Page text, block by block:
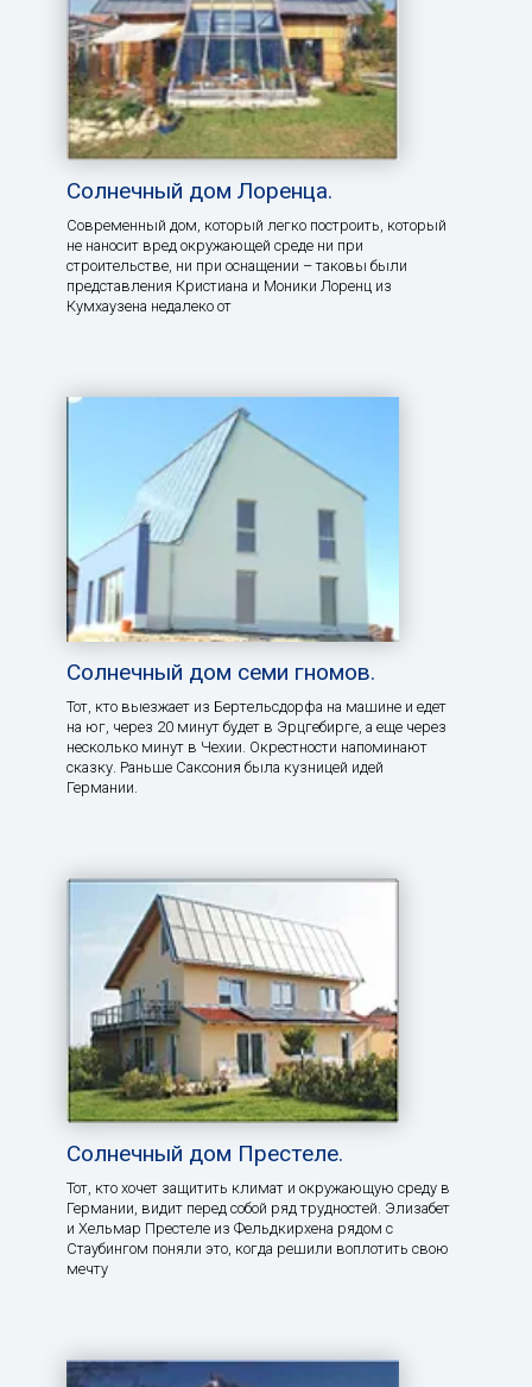
Солнечный дом Лоренца.
Современный дом, который легко построить, который
не наносит вред окружающей среде ни при
строительстве, ни при оснащении – таковы были
представления Кристиана и Моники Лоренц из
Кумхаузена недалеко от
Солнечный дом семи гномов.
Тот, кто выезжает из Бертельсдорфа на машине и едет
на юг, через 20 минут будет в Эрцгебирге, а еще через
несколько минут в Чехии. Окрестности напоминают
сказку. Раньше Саксония была кузницей идей
Германии.
Солнечный дом Престеле.
Тот, кто хочет защитить климат и окружающую среду в
Германии, видит перед собой ряд трудностей. Элизабет
и Хельмар Престеле из Фельдкирхена рядом с
Стаубингом поняли это, когда решили воплотить свою
мечту